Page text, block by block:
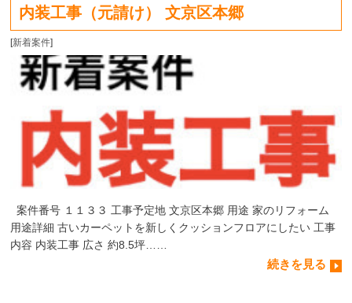
内装工事（元請け） 文京区本郷
[新着案件]
案件番号 １１３３ 工事予定地 文京区本郷 用途 家のリフォーム
用途詳細 古いカーペットを新しくクッションフロアにしたい 工事
内容 内装工事 広さ 約8.5坪……
続きを見る